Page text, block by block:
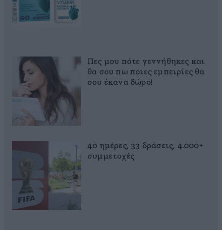
Πες μου πότε γεννήθηκες και
θα σου πω ποιες εμπειρίες θα
σου έκανα δώρο!
40 ημέρες, 33 δράσεις, 4.000+
συμμετοχές